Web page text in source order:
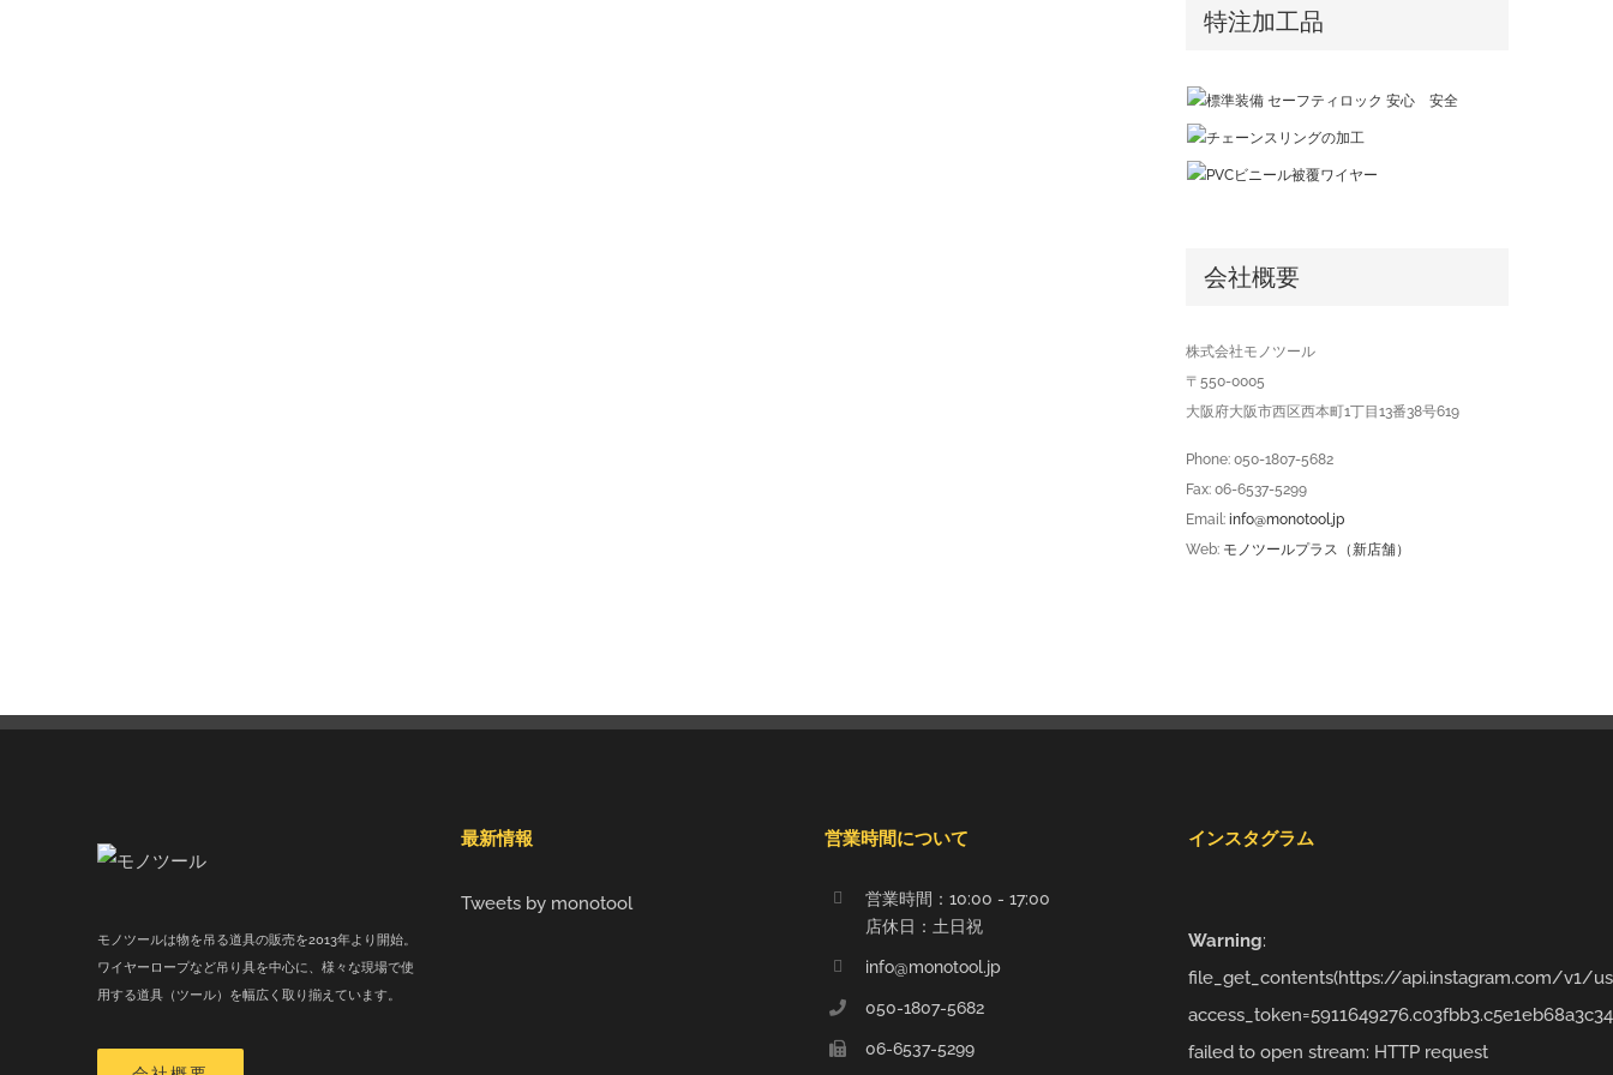
特注加工品
会社概要
株式会社モノツール
〒550-0005
大阪府大阪市西区西本町1丁目13番38号619
Phone: 050-1807-5682
Fax: 06-6537-5299
Email: info@monotool.jp
Web: モノツールプラス（新店舗）
モノツールは物を吊る道具の販売を2013年より開始。
ワイヤーロープなど吊り具を中心に、様々な現場で使
用する道具（ツール）を幅広く取り揃えています。
最新情報
Tweets by monotool
営業時間について
営業時間：10:00 - 17:00
店休日：土日祝
info@monotool.jp
050-1807-5682
06-6537-5299
インスタグラム
Warning:
file_get_contents(https://api.instagram.com/v1/
failed to open stream: HTTP request